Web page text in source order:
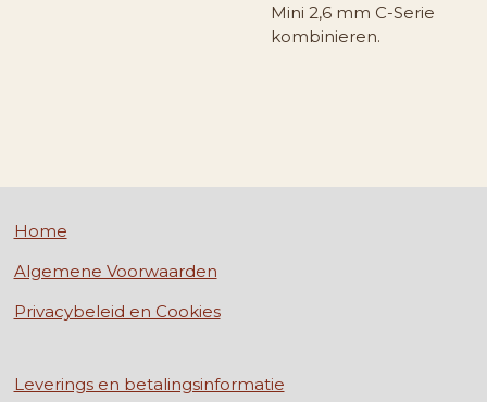
Mini 2,6 mm C-Serie
kombinieren.
Home
Algemene Voorwaarden
Privacybeleid en Cookies
Leverings en betalingsinformatie